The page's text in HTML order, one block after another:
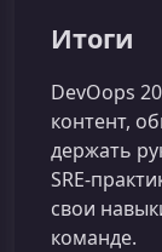
Итоги
DevOops
контент,
держать
свои
команде.